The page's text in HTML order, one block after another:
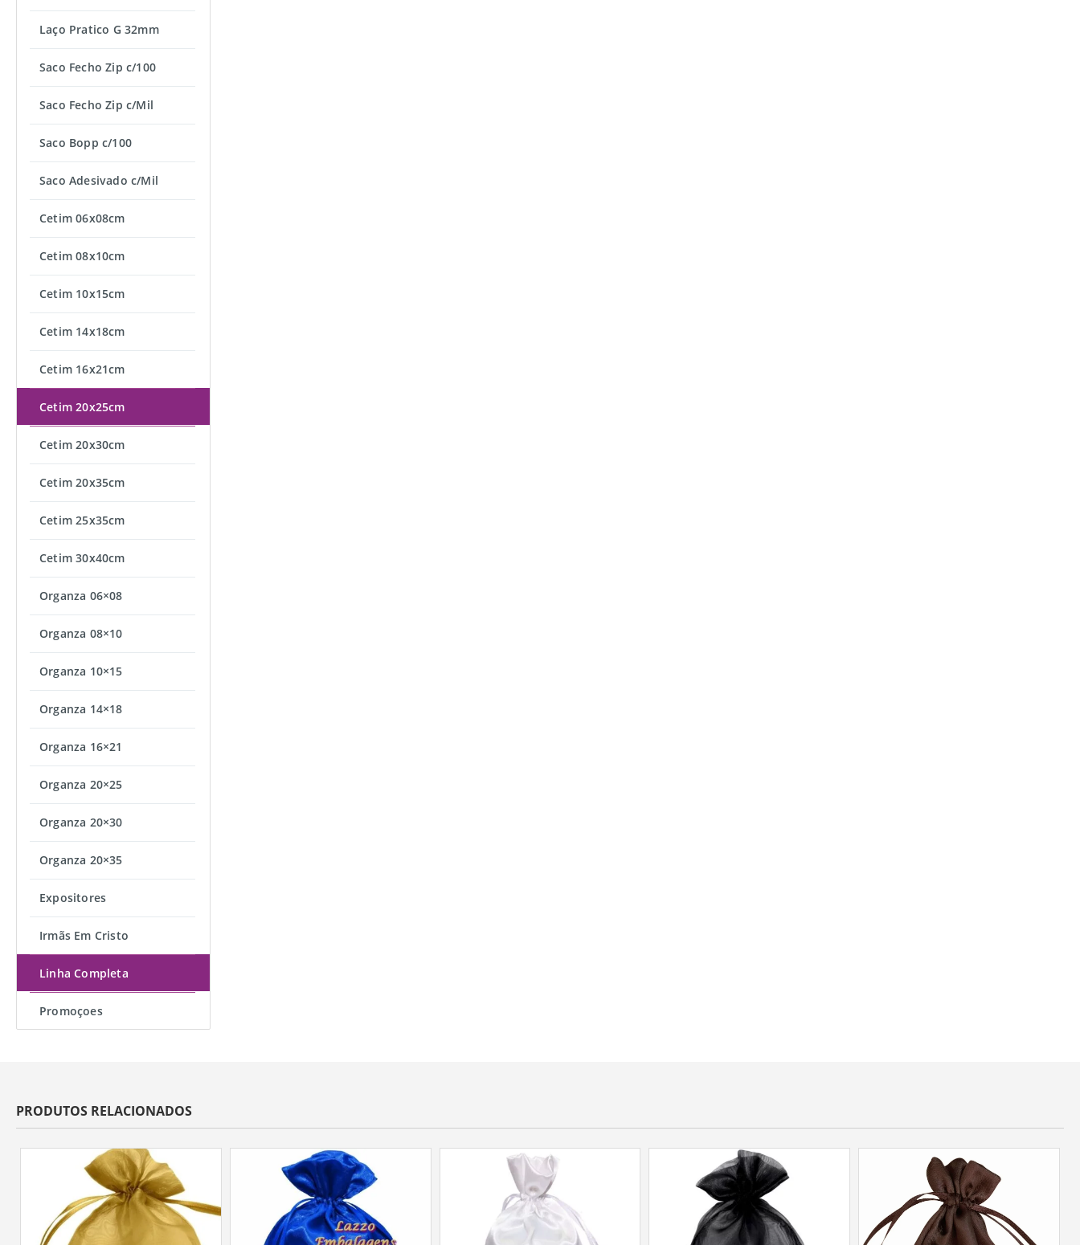
Laço Pratico G 32mm
Saco Fecho Zip c/100
Saco Fecho Zip c/Mil
Saco Bopp c/100
Saco Adesivado c/Mil
Cetim 06x08cm
Cetim 08x10cm
Cetim 10x15cm
Cetim 14x18cm
Cetim 16x21cm
Cetim 20x25cm
Cetim 20x30cm
Cetim 20x35cm
Cetim 25x35cm
Cetim 30x40cm
Organza 06×08
Organza 08×10
Organza 10×15
Organza 14×18
Organza 16×21
Organza 20×25
Organza 20×30
Organza 20×35
Expositores
Irmãs Em Cristo
Linha Completa
Promoçoes
PRODUTOS RELACIONADOS